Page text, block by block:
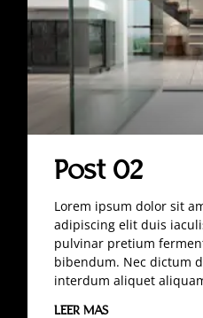
Post 02
Lorem ipsum dolor sit
adipiscing elit duis
pulvinar pretium
bibendum. Nec dictum
interdum aliquet
LEER MAS